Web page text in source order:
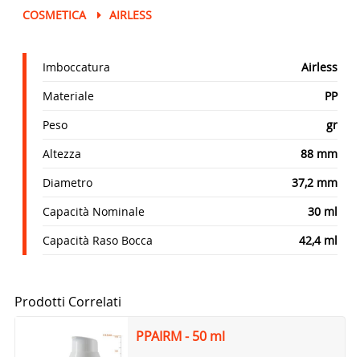
COSMETICA AIRLESS
Imboccatura
Airless
Materiale
PP
Peso
gr
Altezza
88 mm
Diametro
37,2 mm
Capacità Nominale
30 ml
Capacità Raso Bocca
42,4 ml
Prodotti Correlati
PPAIRM - 50 ml